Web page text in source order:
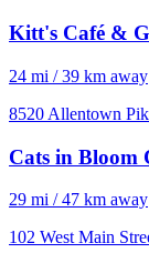
Kitt's Café &
24 mi / 39 km away
8520 Allentown
Cats in Bloom
29 mi / 47 km away
102 West Main